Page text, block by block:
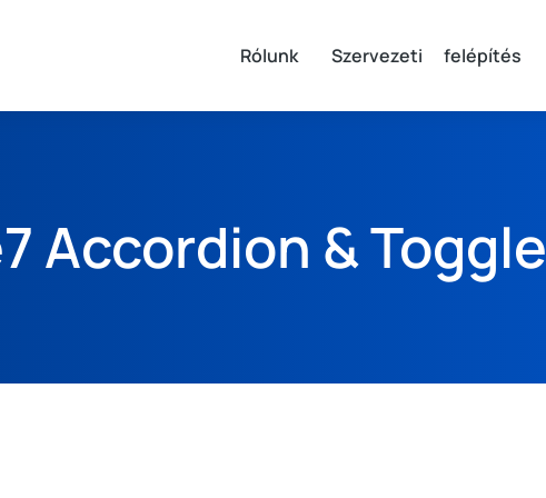
Rólunk Szervezeti felépítés
Accordion & Toggle